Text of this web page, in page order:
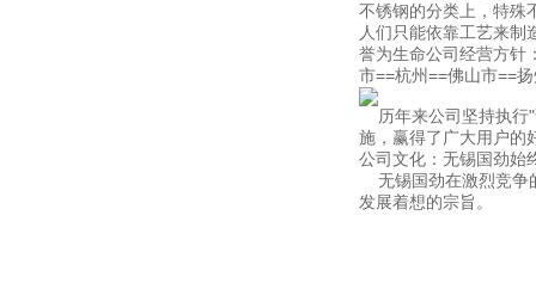
不锈钢的分类上，特殊
人们只能依靠工艺来
誉为生命公司经营方针
市==杭州==佛山市==
历年来公司坚持执行"
施，赢得了广大用户的
公司文化：无锡国劲始
无锡国劲在激烈竞争
发展着想的宗旨。